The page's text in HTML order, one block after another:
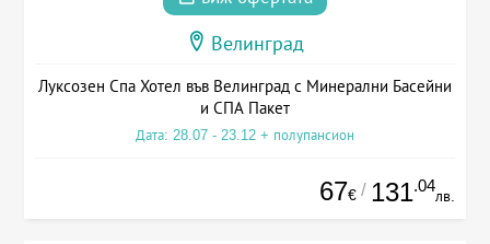
Велинград
Луксозен Спа Хотел във Велинград с Минерални Басейни
и СПА Пакет
Дата: 28.07 - 23.12 + полупансион
67€ / 131.04
лв.